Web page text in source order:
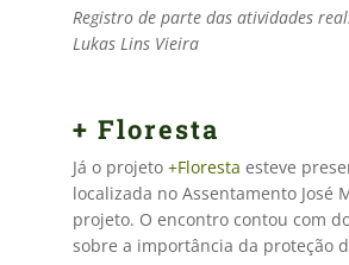
Registro de parte das atividades
Lukas Lins Vieira
+ Floresta
Já o projeto +Floresta esteve
localizada no Assentamento José
projeto. O encontro contou com
sobre a importância da proteção